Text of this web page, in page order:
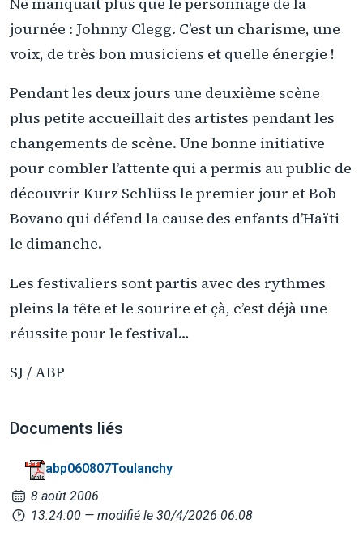
journée : Johnny Clegg. C’est un charisme, une
voix, de très bon musiciens et quelle énergie !
Pendant les deux jours une deuxième scène
plus petite accueillait des artistes pendant les
changements de scène. Une bonne initiative
pour combler l’attente qui a permis au public de
découvrir Kurz Schlüss le premier jour et Bob
Bovano qui défend la cause des enfants d’Haïti
le dimanche.
Les festivaliers sont partis avec des rythmes
pleins la tête et le sourire et çà, c’est déjà une
réussite pour le festival…
SJ / ABP
Documents liés
abp060807Toulanchy
8 août 2006
13:24:00 — modifié le 30/4/2026 06:08